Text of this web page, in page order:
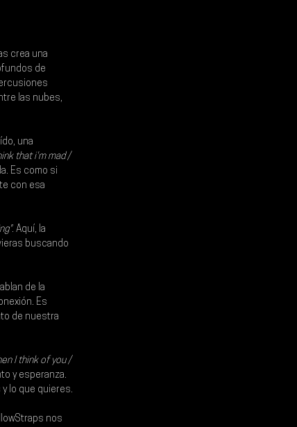
crea una
de
las nubes,
una
that i'm mad /
Es como si
con esa
. Aquí, la
buscando
de la
Es
de nuestra
I think of you /
y esperanza.
lo que quieres.
nos